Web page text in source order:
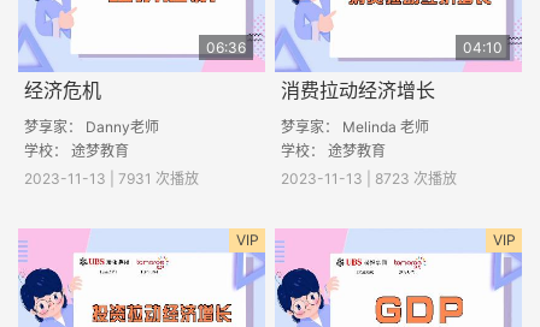
06:36
经济危机
梦享家： Danny老师
学校： 途梦教育
2023-11-13 | 7931 次播放
04:10
消费拉动经济增长
梦享家： Melinda 老师
学校： 途梦教育
2023-11-13 | 8723 次播放
VIP VIP